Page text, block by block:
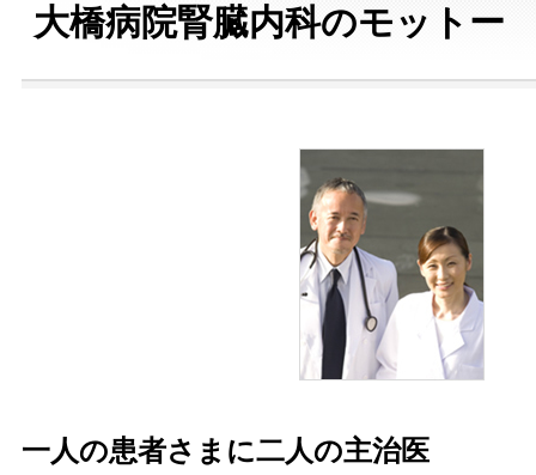
大橋病院腎臓内科のモットー
一人の患者さまに二人の主治医